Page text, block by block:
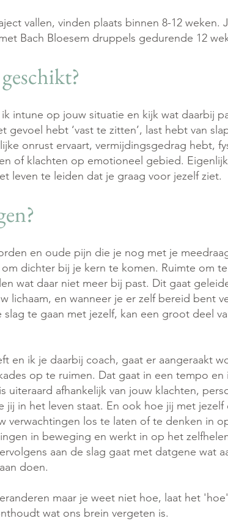
vallen, vinden plaats binnen 8-12 weken.
Bach Bloesem druppels gedurende 12
intune op jouw situatie en kijk wat daarbij
gevoel hebt ‘vast te zitten’, last hebt van
onrust ervaart, vermijdingsgedrag hebt,
of klachten op emotioneel gebied.
leven te leiden dat je graag voor jezelf ziet.
en oude pijn die je nog met je
dichter bij je kern te komen. Ruimte om
wat daar niet meer bij past. Dit gaat
lichaam, en wanneer je er zelf bereid bent
te gaan met jezelf, kan een groot deel
en ik je daarbij coach, gaat er aangeraakt
op te ruimen. Dat gaat in een tempo
uiteraard afhankelijk van jouw klachten,
in het leven staat. En ook hoe jij met jezelf
verwachtingen los te laten of te denken in
in beweging en werkt in op het
aan de slag gaat met datgene wat
doen.
maar je weet niet hoe, laat het
wat ons brein vergeten is.